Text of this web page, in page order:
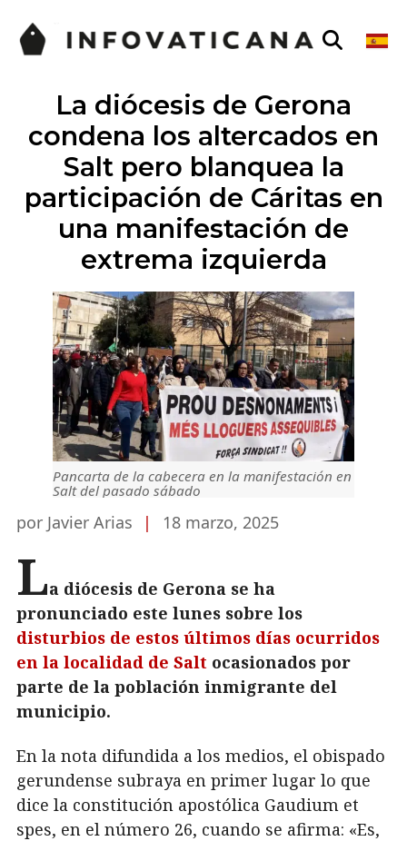
La diócesis de Gerona
condena los altercados en
Salt pero blanquea la
participación de Cáritas en
una manifestación de
extrema izquierda
Pancarta de la cabecera en la manifestación en
Salt del pasado sábado
por Javier Arias | 18 marzo, 2025
La diócesis de Gerona se ha
pronunciado este lunes sobre los
disturbios de estos últimos días ocurridos
en la localidad de Salt ocasionados por
parte de la población inmigrante del
municipio.
En la nota difundida a los medios, el obispado
gerundense subraya en primer lugar lo que
dice la constitución apostólica Gaudium et
spes, en el número 26, cuando se afirma: «Es,